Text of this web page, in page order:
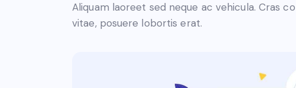
Aliquam laoreet sed neque ac vehicula. Cras
vitae, posuere lobortis erat.